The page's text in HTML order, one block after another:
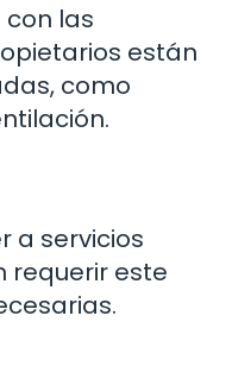
las
están
como
a servicios
requerir este